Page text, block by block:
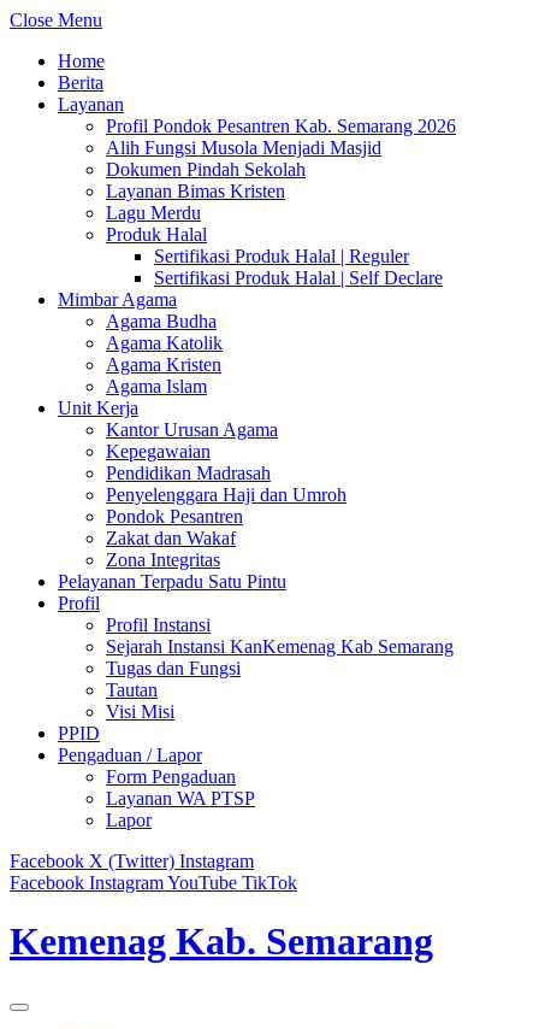
Close Menu
Home
Berita
Layanan
Profil Pondok Pesantren Kab. Semarang 2026
Alih Fungsi Musola Menjadi Masjid
Dokumen Pindah Sekolah
Layanan Bimas Kristen
Lagu Merdu
Produk Halal
Sertifikasi Produk Halal | Reguler
Sertifikasi Produk Halal | Self Declare
Mimbar Agama
Agama Budha
Agama Katolik
Agama Kristen
Agama Islam
Unit Kerja
Kantor Urusan Agama
Kepegawaian
Pendidikan Madrasah
Penyelenggara Haji dan Umroh
Pondok Pesantren
Zakat dan Wakaf
Zona Integritas
Pelayanan Terpadu Satu Pintu
Profil
Profil Instansi
Sejarah Instansi KanKemenag Kab Semarang
Tugas dan Fungsi
Tautan
Visi Misi
PPID
Pengaduan / Lapor
Form Pengaduan
Layanan WA PTSP
Lapor
Facebook X (Twitter) Instagram
Facebook InstagramYouTube TikTok
Kemenag Kab. Semarang